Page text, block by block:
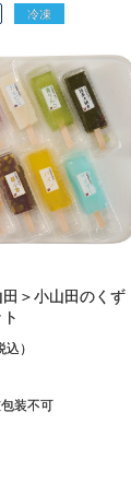
冷凍
＞小山田のくず
込）
装不可